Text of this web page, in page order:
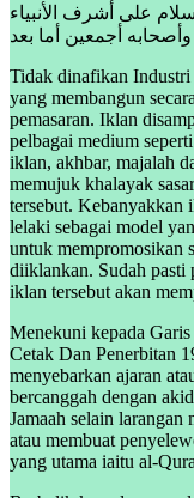
على أشرف الأنبياء
Tidak dinafikan Industri
yang membangun
pemasaran. Iklan
pelbagai medium
iklan, akhbar, majalah
memujuk khalayak
tersebut. Kebanyakkan
lelaki sebagai model
untuk mempromosikan
diiklankan. Sudah pasti
iklan tersebut akan
Menekuni kepada
Cetak Dan Penerbitan
menyebarkan ajaran
bercanggah dengan
Jamaah selain larangan
atau membuat
yang utama iaitu al-